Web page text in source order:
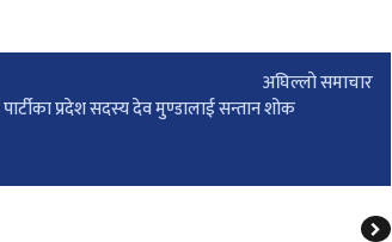
अघिल्लाे समाचार
पार्टीका प्रदेश सदस्य देव मुण्डालाई सन्तान शोक